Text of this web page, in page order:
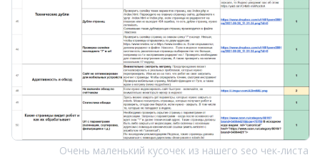
Очень маленький кусочек из нашего seo чек‑листа